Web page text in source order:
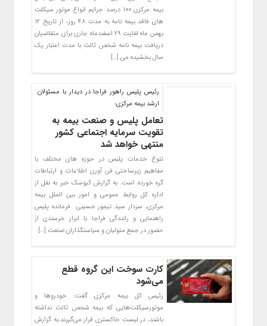
بیمه مرکزی ۱۰۰ درصد جرایم انواع موتور سیکلت
های فاقد بیمه نامه به مدت ۴۸ روز، از تاریخ ۱۲
بهمن ماه لغایت ۲۹ اسفندماه جاری برای متقاضیان
دریافت بیمه نامه شخص ثالث با مدت اعتبار یک
سال بخشیده می […]
رئیس پلیس راهور فراجا در دیدار با مسئولان
ارشد بیمه مرکزی:
تعامل پلیس و صنعت بیمه به
تقویت سرمایه اجتماعی کشور
منتهی خواهد شد
تنوع خدمات پلیس در حوزه های مختلف با
مفاهیم زیرساختی فن آوری اطلاعات و ارتباطات
گره خورده است. به گزارش کیوسک خبر به نقل از
اداره کل روابط عمومی و امور بین الملل بیمه
مرکزی، سردار سید تیمور حسینی فرمانده پلیس
راهنمایی و رانندگی فراجا با ابراز خرسندی از
حضور در جمع متولیان و سیاستگذاران صنعت […]
کارت سوخت این گروه قطع
می‌شود
رئیس کل بیمه مرکزی گفت: خودروها و
موتورسیکلت‌هایی که بیمه شخص ثالث نداشته
باشند، در لیست خاکستری قرار می‌گیرند.به گزارش